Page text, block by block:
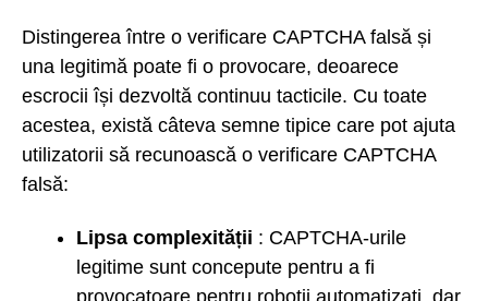
Distingerea între o verificare CAPTCHA falsă și
una legitimă poate fi o provocare, deoarece
escrocii își dezvoltă continuu tacticile. Cu toate
acestea, există câteva semne tipice care pot ajuta
utilizatorii să recunoască o verificare CAPTCHA
falsă:
Lipsa complexității : CAPTCHA-urile
legitime sunt concepute pentru a fi
provocatoare pentru roboții automatizați, dar